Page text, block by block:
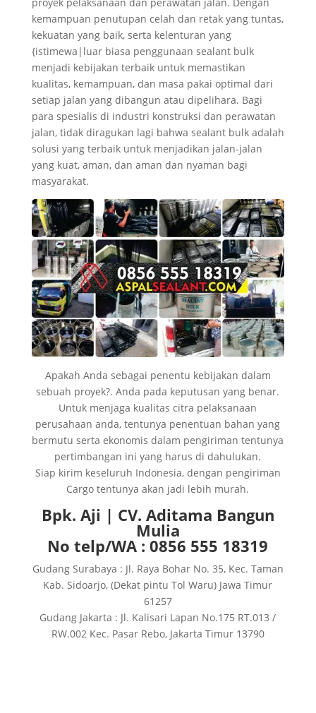
kemampuan penutupan celah dan retak yang tuntas,
kekuatan yang baik, serta kelenturan yang
{istimewa|luar biasa penggunaan sealant bulk
menjadi kebijakan terbaik untuk memastikan
kualitas, kemampuan, dan masa pakai optimal dari
setiap jalan yang dibangun atau dipelihara. Bagi
para spesialis di industri konstruksi dan perawatan
jalan, tidak diragukan lagi bahwa sealant bulk adalah
solusi yang terbaik untuk menjadikan jalan-jalan
yang kuat, aman, dan aman dan nyaman bagi
masyarakat.
Apakah Anda sebagai penentu kebijakan dalam
sebuah proyek?. Anda pada keputusan yang benar.
Untuk menjaga kualitas citra pelaksanaan
perusahaan anda, tentunya penentuan bahan yang
bermutu serta ekonomis dalam pengiriman tentunya
pertimbangan ini yang harus di dahulukan.
Siap kirim keseluruh Indonesia, dengan pengiriman
Cargo tentunya akan jadi lebih murah.
Bpk. Aji | CV. Aditama Bangun
Mulia
No telp/WA : 0856 555 18319
Gudang Surabaya : Jl. Raya Bohar No. 35, Kec. Taman
Kab. Sidoarjo, (Dekat pintu Tol Waru) Jawa Timur
61257
Gudang Jakarta : Jl. Kalisari Lapan No.175 RT.013 /
RW.002 Kec. Pasar Rebo, Jakarta Timur 13790